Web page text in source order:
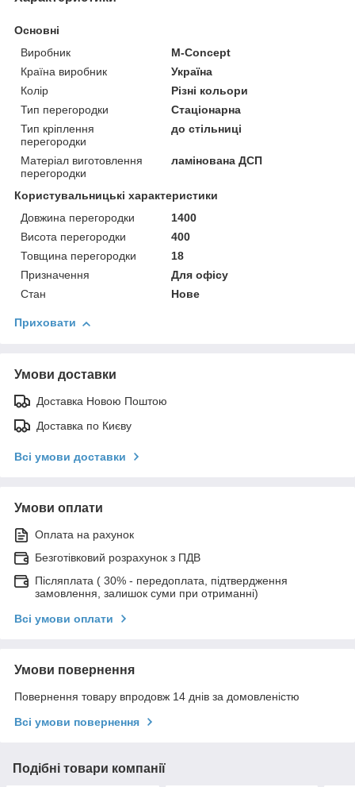
Основні
Виробник
M-Concept
Країна виробник
Україна
Колір
Різні кольори
Тип перегородки
Стаціонарна
Тип кріплення
перегородки
до стільниці
Матеріал виготовлення
перегородки
ламінована ДСП
Користувальницькі характеристики
Довжина перегородки
1400
Висота перегородки
400
Товщина перегородки
18
Призначення
Для офісу
Стан
Нове
Приховати
Умови доставки
Доставка Новою Поштою
Доставка по Києву
Всі умови доставки
Умови оплати
Оплата на рахунок
Безготівковий розрахунок з ПДВ
Післяплата ( 30% - передоплата, підтвердження
замовлення, залишок суми при отриманні)
Всі умови оплати
Умови повернення
Повернення товару впродовж 14 днів за домовленістю
Всі умови повернення
Подібні товари компанії